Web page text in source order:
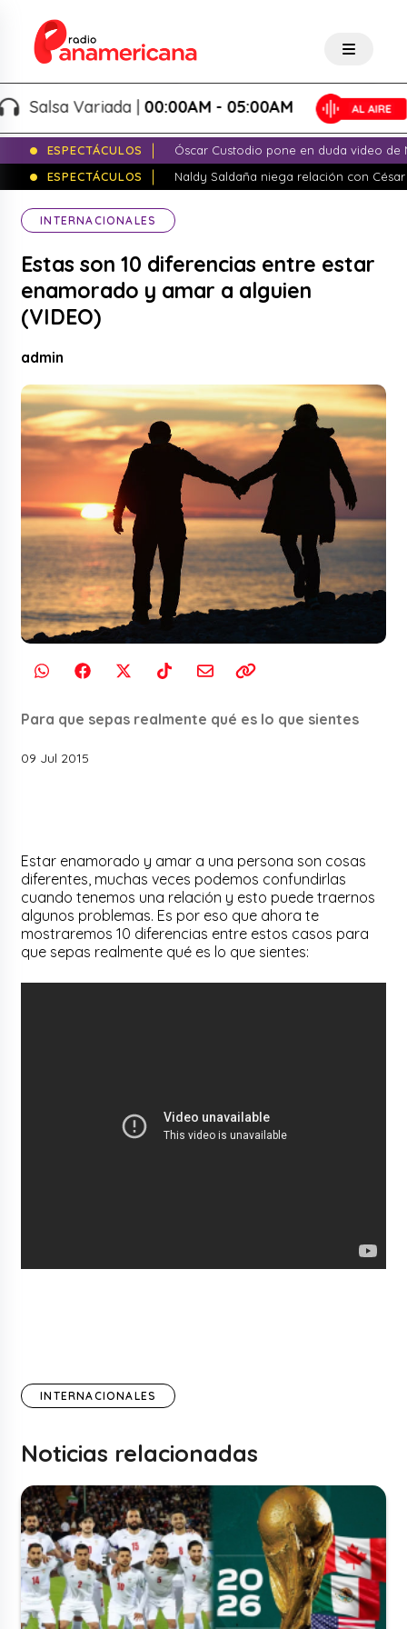
Salsa Variada |00:00AM - 05:00AM
ESPECTÁCULOS
Óscar Custodio pone en duda video de
ESPECTÁCULOS
Naldy Saldaña niega relación con
INTERNACIONALES
Estas son 10 diferencias entre estar
enamorado y amar a alguien
(VIDEO)
admin
Para que sepas realmente qué es lo que sientes
09 Jul 2015
Estar enamorado y amar a una persona son cosas
diferentes, muchas veces podemos confundirlas
cuando tenemos una relación y esto puede traernos
algunos problemas. Es por eso que ahora te
mostraremos 10 diferencias entre estos casos para
que sepas realmente qué es lo que sientes:
INTERNACIONALES
Noticias relacionadas